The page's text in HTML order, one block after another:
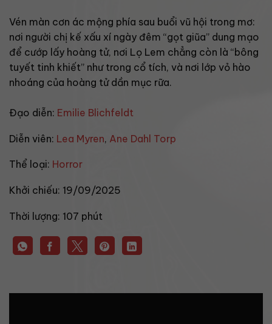
Vén màn cơn ác mộng phía sau buổi vũ hội trong mơ:
nơi người chị kế xấu xí ngày đêm “gọt giũa” dung mạo
để cướp lấy hoàng tử, nơi Lọ Lem chẳng còn là “bông
tuyết tinh khiết” như trong cổ tích, và nơi lớp vỏ hào
nhoáng của hoàng tử dần mục rữa.
Đạo diễn: Emilie Blichfeldt
Diễn viên: Lea Myren, Ane Dahl Torp
Thể loại: Horror
Khởi chiếu: 19/09/2025
Thời lượng: 107 phút